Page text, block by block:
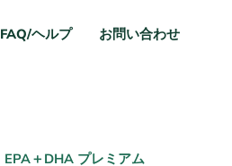
FAQ/ヘルプ お問い合わせ
EPA＋DHA プレミアム